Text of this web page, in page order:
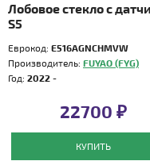
Лобовое стекло с
S5
Еврокод: E516AGNCHMVW
Производитель: FUYAO (FYG)
Год: 2022 -
22700 ₽
КУПИТЬ